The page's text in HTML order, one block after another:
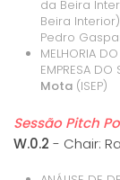
da Beira
Beira
Pedro
MELHORIA
EMPRESA DO
Mota (ISEP)
Sessão Pitch
W.0.2 - Chair: